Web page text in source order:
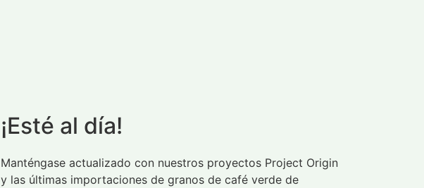
¡Esté al día!
Manténgase actualizado con nuestros proyectos Project Origin
y las últimas importaciones de granos de café verde de